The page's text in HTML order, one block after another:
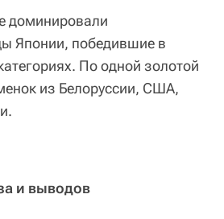
доминировали
Японии, победившие в
По одной золотой
из Белоруссии, США,
и выводов